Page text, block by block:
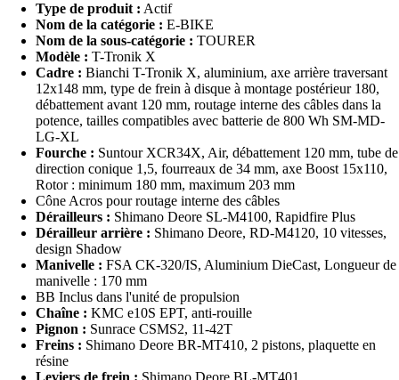
Type de produit : Actif
Nom de la catégorie : E-BIKE
Nom de la sous-catégorie : TOURER
Modèle : T-Tronik X
Cadre : Bianchi T-Tronik X, aluminium, axe arrière traversant
12x148 mm, type de frein à disque à montage postérieur 180,
débattement avant 120 mm, routage interne des câbles dans la
potence, tailles compatibles avec batterie de 800 Wh SM-MD-
LG-XL
Fourche : Suntour XCR34X, Air, débattement 120 mm, tube de
direction conique 1,5, fourreaux de 34 mm, axe Boost 15x110,
Rotor : minimum 180 mm, maximum 203 mm
Cône Acros pour routage interne des câbles
Dérailleurs : Shimano Deore SL-M4100, Rapidfire Plus
Dérailleur arrière : Shimano Deore, RD-M4120, 10 vitesses,
design Shadow
Manivelle : FSA CK-320/IS, Aluminium DieCast, Longueur de
manivelle : 170 mm
BB Inclus dans l'unité de propulsion
Chaîne : KMC e10S EPT, anti-rouille
Pignon : Sunrace CSMS2, 11-42T
Freins : Shimano Deore BR-MT410, 2 pistons, plaquette en
résine